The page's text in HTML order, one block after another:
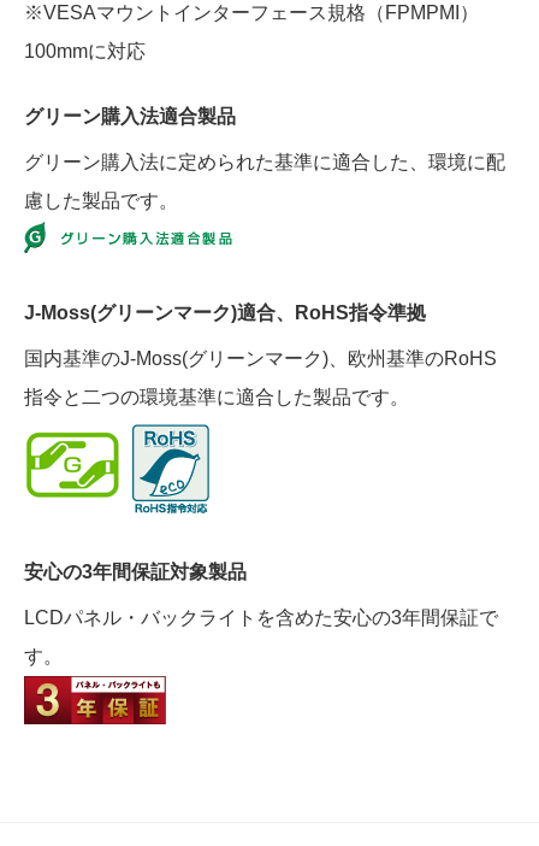
※VESAマウントインターフェース規格（FPMPMI）
100mmに対応
グリーン購入法適合製品
グリーン購入法に定められた基準に適合した、環境に配
慮した製品です。
J-Moss(グリーンマーク)適合、RoHS指令準拠
国内基準のJ-Moss(グリーンマーク)、欧州基準のRoHS
指令と二つの環境基準に適合した製品です。
安心の3年間保証対象製品
LCDパネル・バックライトを含めた安心の3年間保証で
す。